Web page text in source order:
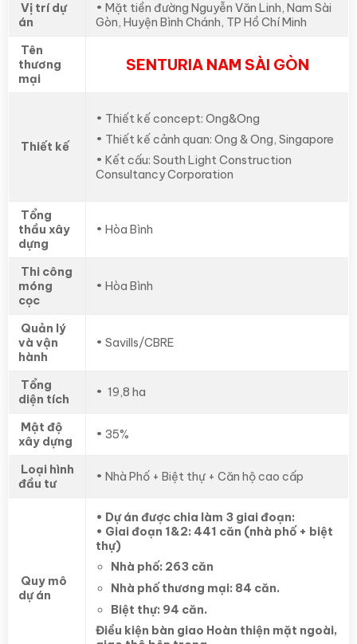
Vị trí dự
án
• Mặt tiền đường Nguyễn Văn Linh, Nam Sài
Gòn, Huyện Bình Chánh, TP Hồ Chí Minh
Tên
thương
mại
SENTURIA NAM SÀI GÒN
Thiết kế
• Thiết kế concept: Ong&Ong
• Thiết kế cảnh quan: Ong & Ong, Singapore
• Kết cấu: South Light Construction
Consultancy Corporation
Tổng
thầu xây
dựng
• Hòa Bình
Thi công
móng
cọc
• Hòa Bình
Quản lý
và vận
hành
• Savills/CBRE
Tổng
diện tích
• 19,8 ha
Mật độ
xây dựng
• 35%
Loại hình
đầu tư
• Nhà Phố + Biệt thự + Căn hộ cao cấp
Quy mô
dự án
• Dự án được chia làm 3 giai đoạn:
• Giai đoạn 1&2: 441 căn (nhà phố + biệt
thự)
Nhà phố: 263 căn
Nhà phố thương mại: 84 căn.
Biệt thự: 94 căn.
Điều kiện bàn giao Hoàn thiện mặt ngoài,